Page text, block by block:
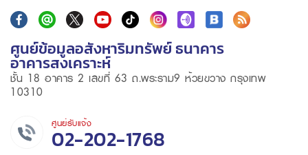
ศูนย์ข้อมูลอสังหาริมทรัพย์ ธนาคาร
อาคารสงเคราะห์
ชั้น 18 อาคาร 2 เลขที่ 63 ถ.พระราม9 ห้วยขวาง กรุงเทพ
10310
ศูนย์รับแจ้ง
02-202-1768